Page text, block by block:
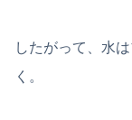
したがって、水
く。